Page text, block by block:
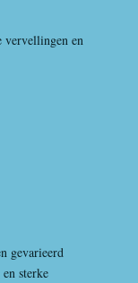
vervellingen en
gevarieerd
sterke